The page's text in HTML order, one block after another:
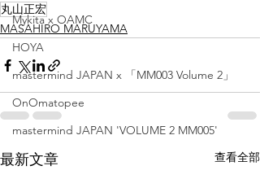
Mykita x OAMC
HOYA
mastermind JAPAN x 「MM003 Volume 2」
OnOmatopee
mastermind JAPAN 'VOLUME 2 MM005'
丸山正宏
MASAHIRO MARUYAMA
最新文章 查看全部